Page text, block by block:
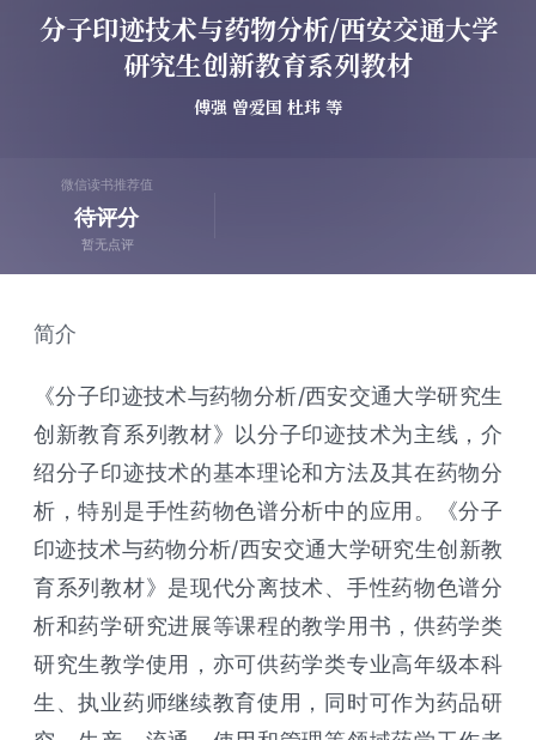
分子印迹技术与药物分析/西安交通大学
研究生创新教育系列教材
傅强 曾爱国 杜玮 等
微信读书推荐值
待评分
暂无点评
简介
《分子印迹技术与药物分析/西安交通大学研究生
创新教育系列教材》以分子印迹技术为主线，介
绍分子印迹技术的基本理论和方法及其在药物分
析，特别是手性药物色谱分析中的应用。《分子
印迹技术与药物分析/西安交通大学研究生创新教
育系列教材》是现代分离技术、手性药物色谱分
析和药学研究进展等课程的教学用书，供药学类
研究生教学使用，亦可供药学类专业高年级本科
生、执业药师继续教育使用，同时可作为药品研